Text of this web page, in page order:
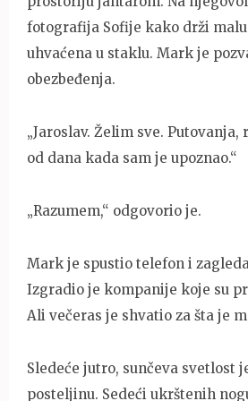
fotografija Sofije kako drži
uhvaćena u staklu. Mark je
obezbeđenja.
„Jaroslav. Želim sve. Putovanja,
od dana kada sam je upoznao.“
„Razumem,“ odgovorio je.
Mark je spustio telefon i
Izgradio je kompanije koje su
Ali večeras je shvatio za šta je
Sledeće jutro, sunčeva svetlost
posteljinu. Sedeći ukrštenih